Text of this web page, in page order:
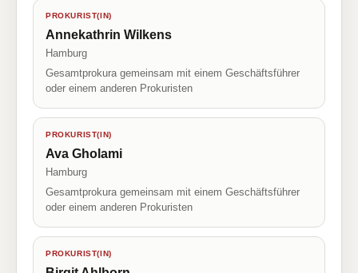
PROKURIST(IN)
Annekathrin Wilkens
Hamburg
Gesamtprokura gemeinsam mit einem Geschäftsführer
oder einem anderen Prokuristen
PROKURIST(IN)
Ava Gholami
Hamburg
Gesamtprokura gemeinsam mit einem Geschäftsführer
oder einem anderen Prokuristen
PROKURIST(IN)